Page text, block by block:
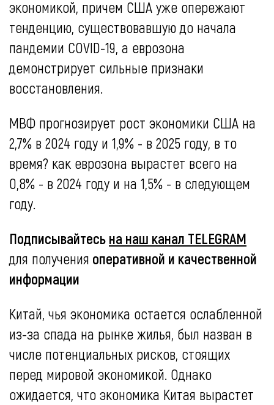
экономикой, причем США уже опережают
тенденцию, существовавшую до начала
пандемии COVID-19, а еврозона
демонстрирует сильные признаки
восстановления.
МВФ прогнозирует рост экономики США на
2,7% в 2024 году и 1,9% - в 2025 году, в то
время? как еврозона вырастет всего на
0,8% - в 2024 году и на 1,5% - в следующем
году.
Подписывайтесь на наш канал TELEGRAM
для получения оперативной и качественной
информации
Китай, чья экономика остается ослабленной
из-за спада на рынке жилья, был назван в
числе потенциальных рисков, стоящих
перед мировой экономикой. Однако
ожидается, что экономика Китая вырастет